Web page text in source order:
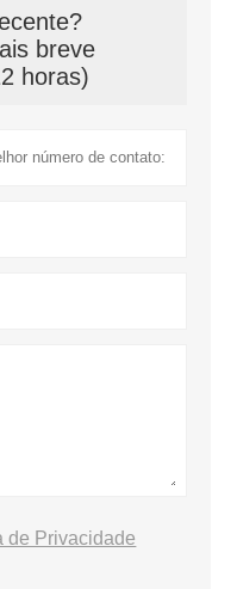
breve
horas)
de Privacidade